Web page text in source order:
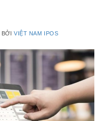
BỞI VIỆT NAM IPOS